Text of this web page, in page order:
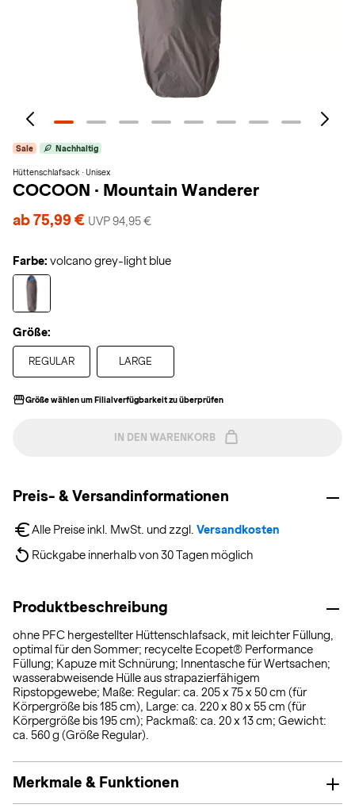
Sale Nachhaltig
Hüttenschlafsack · Unisex
COCOON · Mountain Wanderer
ab 75,99 € UVP 94,95 €
Farbe: volcano grey-light blue
Größe:
REGULAR LARGE
Größe wählen um Filialverfügbarkeit zu überprüfen
IN DEN WARENKORB
Preis- & Versandinformationen
Alle Preise inkl. MwSt. und zzgl. Versandkosten
Rückgabe innerhalb von 30 Tagen möglich
Produktbeschreibung
ohne PFC hergestellter Hüttenschlafsack, mit leichter Füllung,
optimal für den Sommer; recycelte Ecopet® Performance
Füllung; Kapuze mit Schnürung; Innentasche für Wertsachen;
wasserabweisende Hülle aus strapazierfähigem
Ripstopgewebe; Maße: Regular: ca. 205 x 75 x 50 cm (für
Körpergröße bis 185 cm), Large: ca. 220 x 80 x 55 cm (für
Körpergröße bis 195 cm); Packmaß: ca. 20 x 13 cm; Gewicht:
ca. 560 g (Größe Regular).
Merkmale & Funktionen